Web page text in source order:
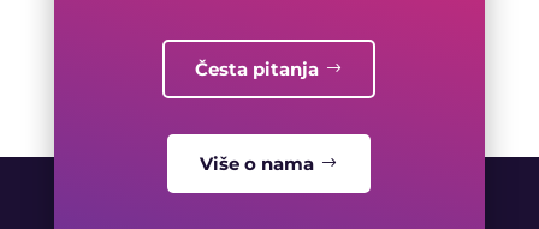
Česta pitanja
Više o nama